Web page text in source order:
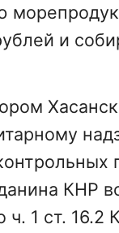
и
КНР
1 ст. 16.2